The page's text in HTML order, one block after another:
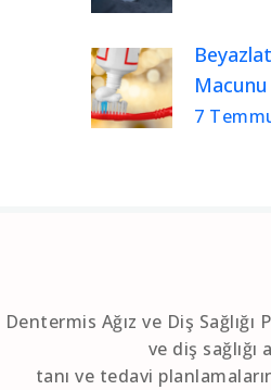
Macunu
7
Dentermis Ağız ve Diş Sağlığı
ve diş sağlığı
tanı ve tedavi